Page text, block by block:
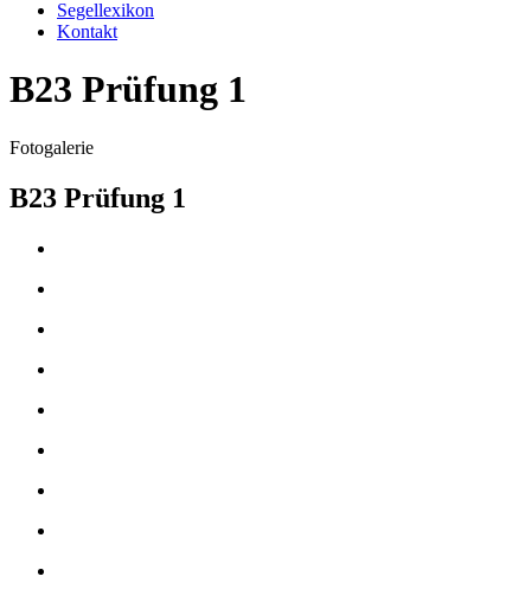
Segellexikon
Kontakt
B23 Prüfung 1
Fotogalerie
B23 Prüfung 1